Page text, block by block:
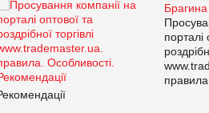
порталі